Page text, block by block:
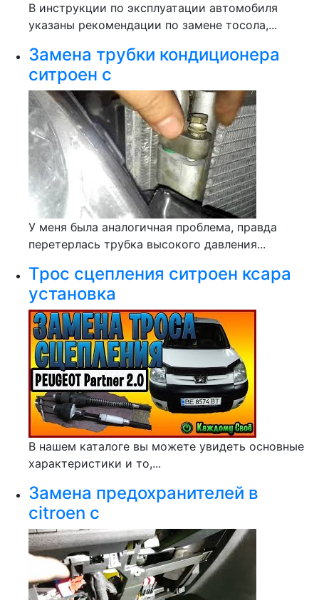
В инструкции по эксплуатации автомобиля
указаны рекомендации по замене тосола,...
Замена трубки кондиционера
ситроен с
У меня была аналогичная проблема, правда
перетерлась трубка высокого давления...
Трос сцепления ситроен ксара
установка
В нашем каталоге вы можете увидеть основные
характеристики и то,...
Замена предохранителей в
citroen c